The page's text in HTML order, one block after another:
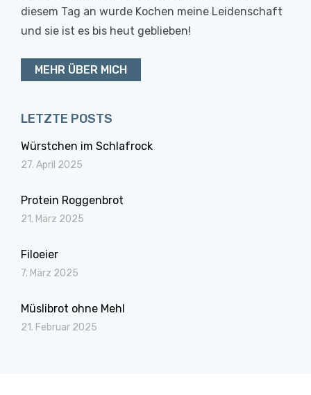
diesem Tag an wurde Kochen meine Leidenschaft
und sie ist es bis heut geblieben!
MEHR ÜBER MICH
LETZTE POSTS
Würstchen im Schlafrock
27. April 2025
Protein Roggenbrot
21. März 2025
Filoeier
7. März 2025
Müslibrot ohne Mehl
21. Februar 2025